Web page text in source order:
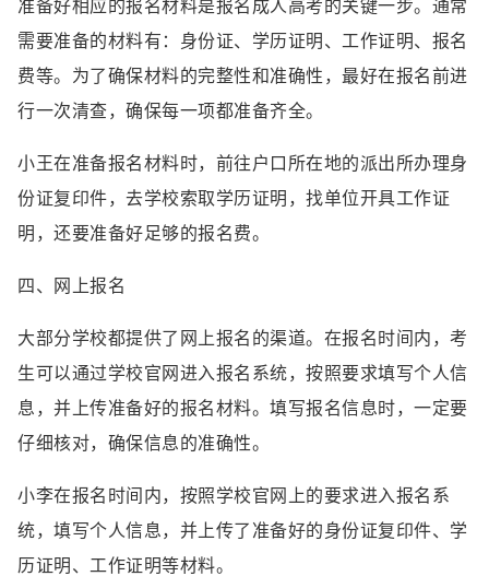
准备好相应的报名材料是报名成人高考的关键一步。通常
需要准备的材料有：身份证、学历证明、工作证明、报名
费等。为了确保材料的完整性和准确性，最好在报名前进
行一次清查，确保每一项都准备齐全。
小王在准备报名材料时，前往户口所在地的派出所办理身
份证复印件，去学校索取学历证明，找单位开具工作证
明，还要准备好足够的报名费。
四、网上报名
大部分学校都提供了网上报名的渠道。在报名时间内，考
生可以通过学校官网进入报名系统，按照要求填写个人信
息，并上传准备好的报名材料。填写报名信息时，一定要
仔细核对，确保信息的准确性。
小李在报名时间内，按照学校官网上的要求进入报名系
统，填写个人信息，并上传了准备好的身份证复印件、学
历证明、工作证明等材料。